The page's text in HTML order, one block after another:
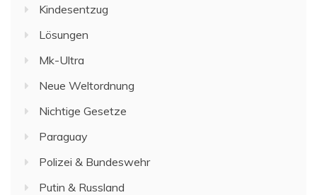
Kindesentzug
Lösungen
Mk-Ultra
Neue Weltordnung
Nichtige Gesetze
Paraguay
Polizei & Bundeswehr
Putin & Russland